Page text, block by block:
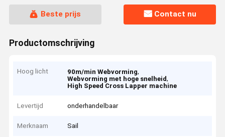
Beste prijs Contact nu
Productomschrijving
Hoog licht 90m/min Webvorming,
Webvorming met hoge snelheid,
High Speed Cross Lapper machine
Levertijd onderhandelbaar
Merknaam Sail